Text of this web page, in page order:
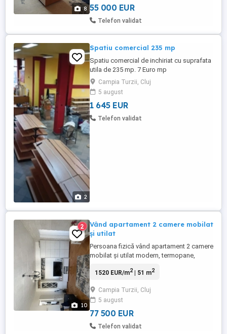
8
tot ce este in el. Detalii ...
55 000 EUR
Telefon validat
2
Spatiu comercial 235 mp
Spatiu comercial de inchiriat cu suprafata
utila de 235 mp. 7 Euro mp
Campia Turzii, Cluj
5 august
1 645 EUR
Telefon validat
10
2
Vând apartament 2 camere mobilat
și utilat
Persoana fizică vând apartament 2 camere
mobilat și utilat modern, termopane,
din bucătărie, living, dormitor, 2 holuri,
Apartamentul se află pe strada Republicii,
etaj 4 în Câmpia Turzii și dispune de loc
de parcare. Este izolat ...
1520 EUR/m2| 51 m2
Campia Turzii, Cluj
5 august
77 500 EUR
Telefon validat